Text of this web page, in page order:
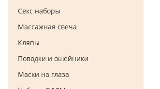
Секс наборы
Массажная свеча
Кляпы
Поводки и ошейники
Маски на глаза